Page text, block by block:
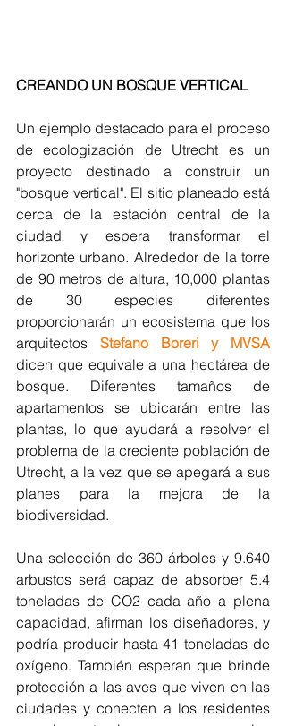
CREANDO UN BOSQUE VERTICAL
Un ejemplo destacado para el proceso
de ecologización de Utrecht es un
proyecto destinado a construir un
"bosque vertical". El sitio planeado está
cerca de la estación central de la
ciudad y espera transformar el
horizonte urbano. Alrededor de la torre
de 90 metros de altura, 10,000 plantas
de 30 especies diferentes
proporcionarán un ecosistema que los
arquitectos Stefano Boreri y MVSA
dicen que equivale a una hectárea de
bosque. Diferentes tamaños de
apartamentos se ubicarán entre las
plantas, lo que ayudará a resolver el
problema de la creciente población de
Utrecht, a la vez que se apegará a sus
planes para la mejora de la
biodiversidad.
Una selección de 360 ​​árboles y 9.640
arbustos será capaz de absorber 5.4
toneladas de CO2 cada año a plena
capacidad, afirman los diseñadores, y
podría producir hasta 41 toneladas de
oxígeno. También esperan que brinde
protección a las aves que viven en las
ciudades y conecten a los residentes